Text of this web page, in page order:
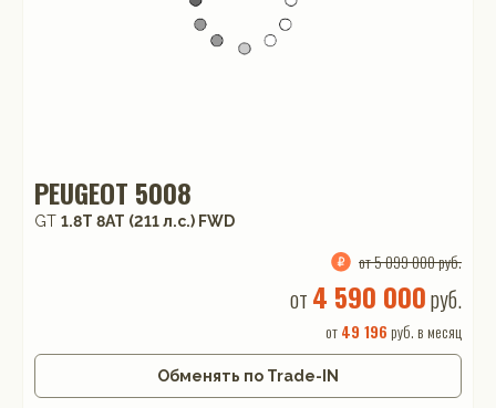
PEUGEOT 5008
GT 1.8T 8AT (211 л.с.) FWD
от 5 099 000 руб.
от 4 590 000руб.
от49 196 руб. в месяц
Обменять по Trade-IN